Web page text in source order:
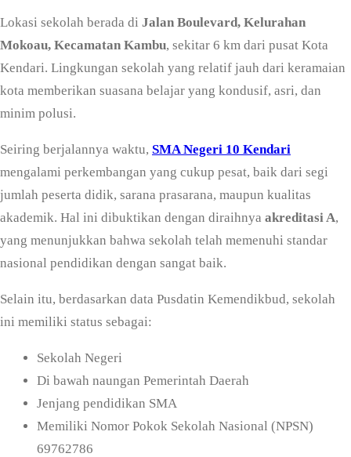
Lokasi sekolah berada di Jalan Boulevard, Kelurahan
Mokoau, Kecamatan Kambu, sekitar 6 km dari pusat Kota
Kendari. Lingkungan sekolah yang relatif jauh dari keramaian
kota memberikan suasana belajar yang kondusif, asri, dan
minim polusi.
Seiring berjalannya waktu, SMA Negeri 10 Kendari
mengalami perkembangan yang cukup pesat, baik dari segi
jumlah peserta didik, sarana prasarana, maupun kualitas
akademik. Hal ini dibuktikan dengan diraihnya akreditasi A,
yang menunjukkan bahwa sekolah telah memenuhi standar
nasional pendidikan dengan sangat baik.
Selain itu, berdasarkan data Pusdatin Kemendikbud, sekolah
ini memiliki status sebagai:
Sekolah Negeri
Di bawah naungan Pemerintah Daerah
Jenjang pendidikan SMA
Memiliki Nomor Pokok Sekolah Nasional (NPSN)
69762786